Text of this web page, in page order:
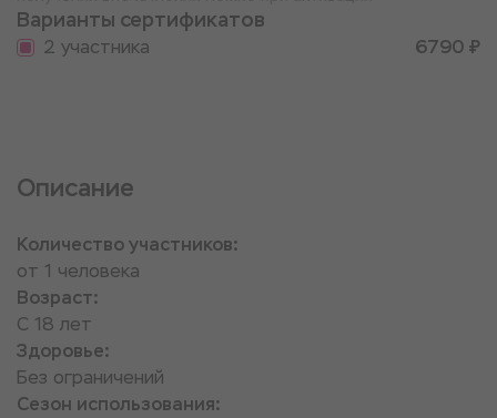
Варианты сертификатов
2 участника 6790 ₽
Описание
Количество участников:
от 1 человека
Возраст:
С 18 лет
Здоровье:
Без ограничений
Сезон использования: